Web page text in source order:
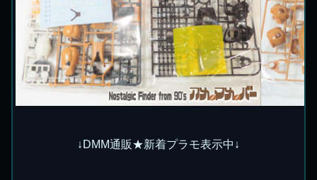
↓DMM通販★新着プラモ表示中↓